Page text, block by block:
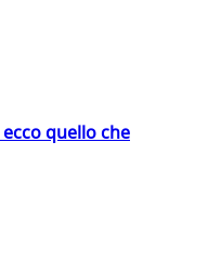
quello che